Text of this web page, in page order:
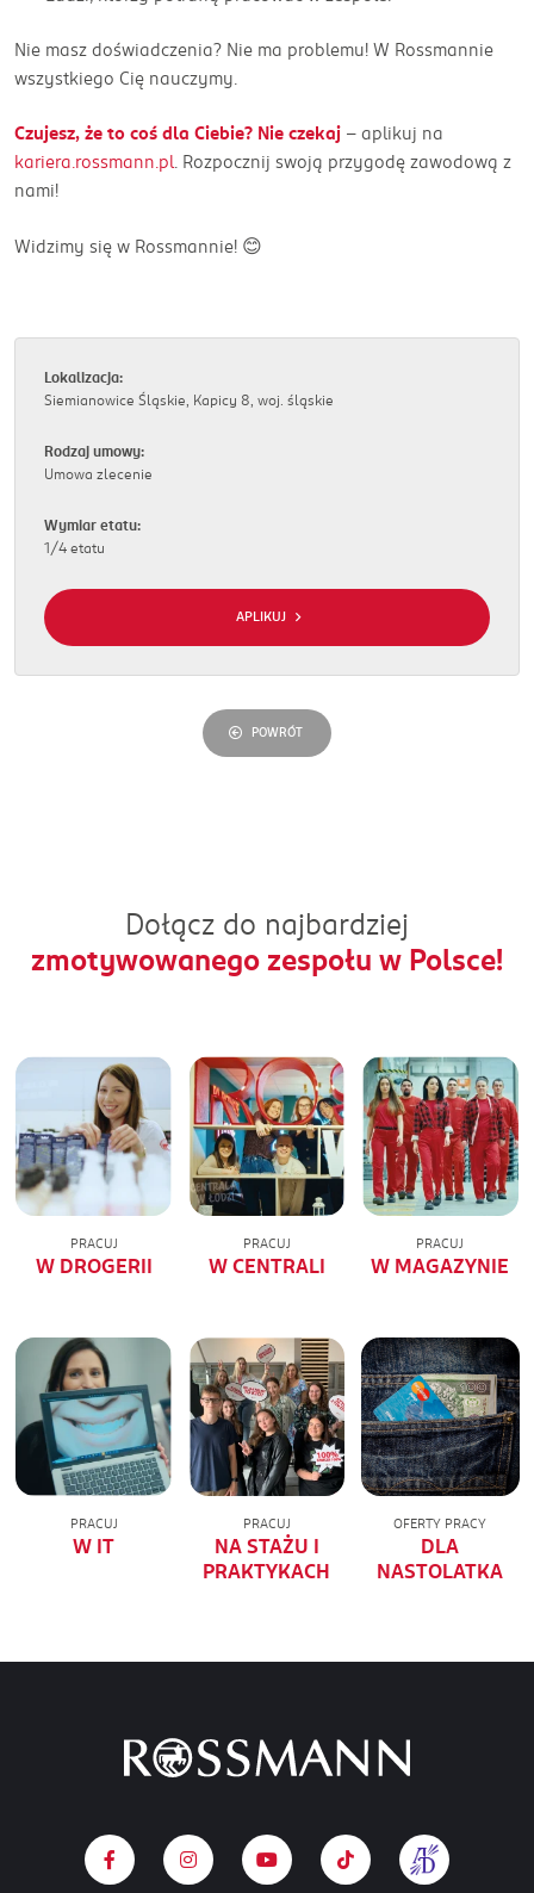
Nie masz doświadczenia? Nie ma problemu! W Rossmannie
wszystkiego Cię nauczymy.
Czujesz, że to coś dla Ciebie? Nie czekaj – aplikuj na
kariera.rossmann.pl. Rozpocznij swoją przygodę zawodową z
nami!
Widzimy się w Rossmannie! 😊
Lokalizacja:
Siemianowice Śląskie, Kapicy 8, woj. śląskie
Rodzaj umowy:
Umowa zlecenie
Wymiar etatu:
1/4 etatu
APLIKUJ
POWRÓT
Dołącz do najbardziej
zmotywowanego zespołu w Polsce!
PRACUJ
W DROGERII
PRACUJ
W CENTRALI
PRACUJ
W MAGAZYNIE
PRACUJ
W IT
PRACUJ
NA STAŻU I
PRAKTYKACH
OFERTY PRACY
DLA
NASTOLATKA